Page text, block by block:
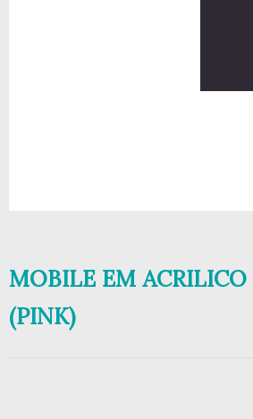
MOBILE EM ACRILICO
(PINK)